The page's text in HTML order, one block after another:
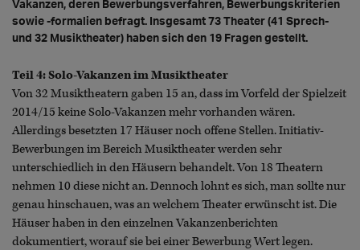
Vakanzen, deren Bewerbungsverfahren, Bewerbungskriterien
sowie -formalien befragt. Insgesamt 73 Theater (41 Sprech-
und 32 Musiktheater) haben sich den 19 Fragen gestellt.
Teil 4: Solo-Vakanzen im Musiktheater
Von 32 Musiktheatern gaben 15 an, dass im Vorfeld der Spielzeit
2014/15 keine Solo-Vakanzen mehr vorhanden wären.
Allerdings besetzten 17 Häuser noch offene Stellen. Initiativ-
Bewerbungen im Bereich Musiktheater werden sehr
unterschiedlich in den Häusern behandelt. Von 18 Theatern
nehmen 10 diese nicht an. Dennoch lohnt es sich, man sollte nur
genau hinschauen, was an welchem Theater erwünscht ist. Die
Häuser haben in den einzelnen Vakanzenberichten
dokumentiert, worauf sie bei einer Bewerbung Wert legen.